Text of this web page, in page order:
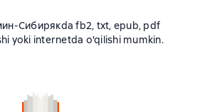
Сибирякda fb2, txt, epub, pdf
yoki internetda o'qilishi mumkin.